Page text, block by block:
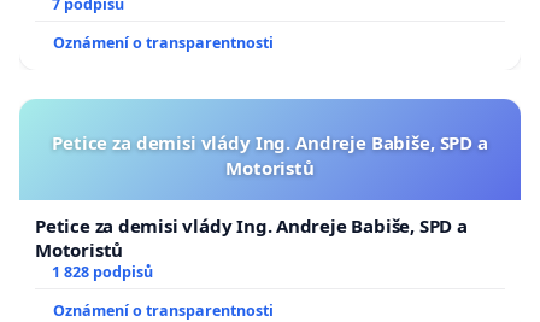
Oznámení o transparentnosti
Petice za demisi vlády Ing. Andreje Babiše, SPD a
Motoristů
Petice za demisi vlády Ing. Andreje Babiše, SPD a
Motoristů
1 828 podpisů
Oznámení o transparentnosti